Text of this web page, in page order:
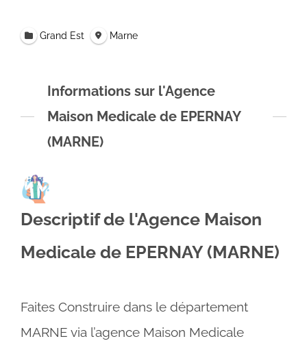
Grand Est Marne
Informations sur l'Agence
Maison Medicale de EPERNAY
(MARNE)
Descriptif de l'Agence Maison
Medicale de EPERNAY (MARNE)
Faites Construire dans le département
MARNE via l’agence Maison Medicale